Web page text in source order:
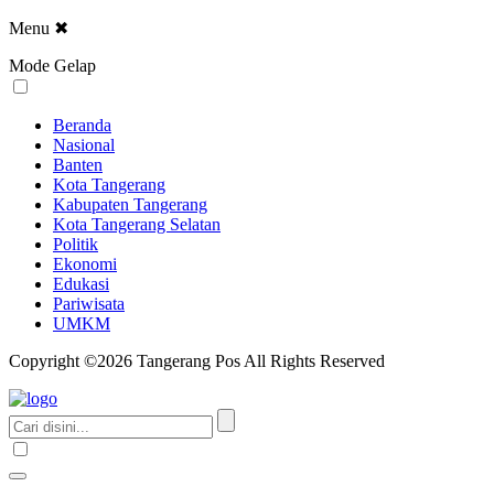
Menu ✖
Mode Gelap
Beranda
Nasional
Banten
Kota Tangerang
Kabupaten Tangerang
Kota Tangerang Selatan
Politik
Ekonomi
Edukasi
Pariwisata
UMKM
Copyright ©2026 Tangerang Pos All Rights Reserved